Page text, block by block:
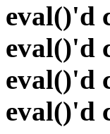
eval()'d
eval()'d
eval()'d
eval()'d